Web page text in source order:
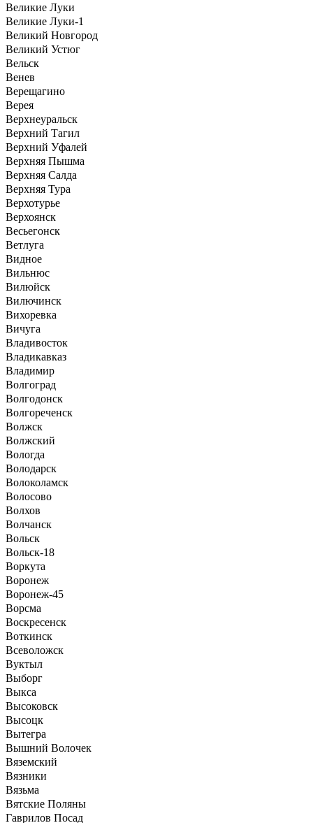
Великие Луки
Великие Луки-1
Великий Новгород
Великий Устюг
Вельск
Венев
Верещагино
Верея
Верхнеуральск
Верхний Тагил
Верхний Уфалей
Верхняя Пышма
Верхняя Салда
Верхняя Тура
Верхотурье
Верхоянск
Весьегонск
Ветлуга
Видное
Вильнюс
Вилюйск
Вилючинск
Вихоревка
Вичуга
Владивосток
Владикавказ
Владимир
Волгоград
Волгодонск
Волгореченск
Волжск
Волжский
Вологда
Володарск
Волоколамск
Волосово
Волхов
Волчанск
Вольск
Вольск-18
Воркута
Воронеж
Воронеж-45
Ворсма
Воскресенск
Воткинск
Всеволожск
Вуктыл
Выборг
Выкса
Высоковск
Высоцк
Вытегра
Вышний Волочек
Вяземский
Вязники
Вязьма
Вятские Поляны
Гаврилов Посад